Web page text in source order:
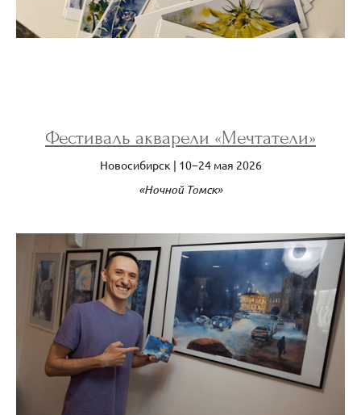
Фестиваль акварели «Мечтатели»
Новосибирск | 10−24 мая 2026
«Ночной Томск»